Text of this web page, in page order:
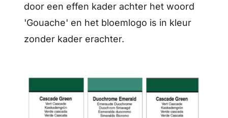
door een effen kader achter het woord
'Gouache' en het bloemlogo is in kleur
zonder kader erachter.